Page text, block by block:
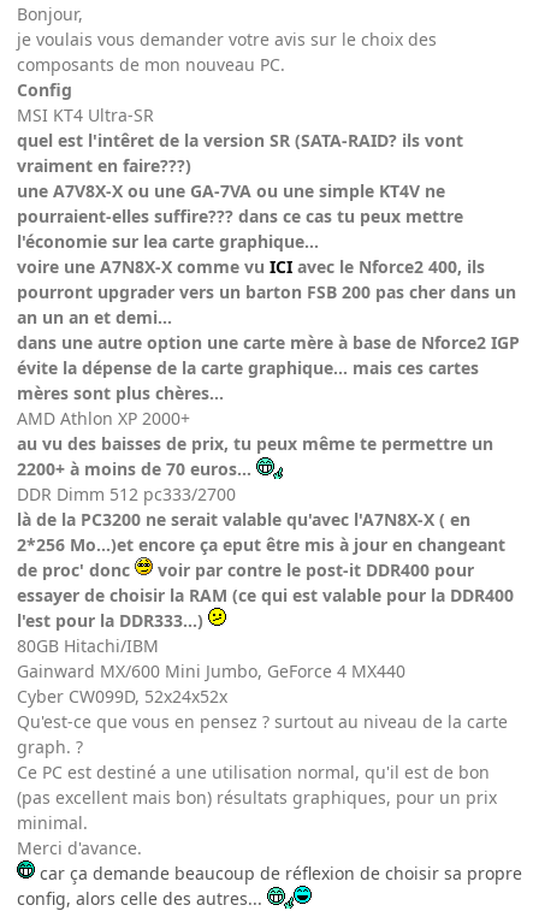
Bonjour,
je voulais vous demander votre avis sur le choix des
composants de mon nouveau PC.
Config
MSI KT4 Ultra-SR
quel est l'intêret de la version SR (SATA-RAID? ils vont
vraiment en faire???)
une A7V8X-X ou une GA-7VA ou une simple KT4V ne
pourraient-elles suffire??? dans ce cas tu peux mettre
l'économie sur lea carte graphique...
voire une A7N8X-X comme vu ICI avec le Nforce2 400, ils
pourront upgrader vers un barton FSB 200 pas cher dans un
an un an et demi...
dans une autre option une carte mère à base de Nforce2 IGP
évite la dépense de la carte graphique... mais ces cartes
mères sont plus chères...
AMD Athlon XP 2000+
au vu des baisses de prix, tu peux même te permettre un
2200+ à moins de 70 euros...
DDR Dimm 512 pc333/2700
là de la PC3200 ne serait valable qu'avec l'A7N8X-X ( en
2*256 Mo...)et encore ça eput être mis à jour en changeant
de proc' donc
voir par contre le post-it DDR400 pour
essayer de choisir la RAM (ce qui est valable pour la DDR400
l'est pour la DDR333...)
80GB Hitachi/IBM
Gainward MX/600 Mini Jumbo, GeForce 4 MX440
Cyber CW099D, 52x24x52x
Qu'est-ce que vous en pensez ? surtout au niveau de la carte
graph. ?
Ce PC est destiné a une utilisation normal, qu'il est de bon
(pas excellent mais bon) résultats graphiques, pour un prix
minimal.
Merci d'avance.
car ça demande beaucoup de réflexion de choisir sa propre
config, alors celle des autres...